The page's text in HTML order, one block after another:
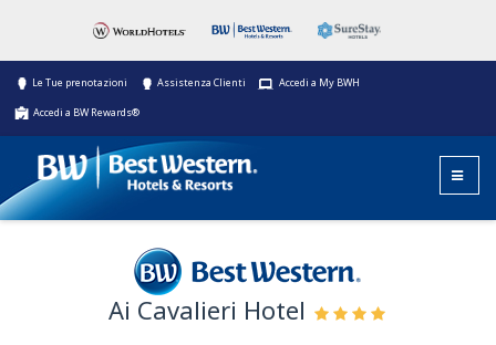
Le Tue prenotazioni Assistenza Clienti Accedi a My BWH
Accedi a BW Rewards®
Best Western
Ai Cavalieri Hotel